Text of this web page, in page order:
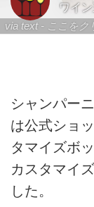
ワイ
シャンパー
は公式ショ
タマイズボ
カスタマイ
した。